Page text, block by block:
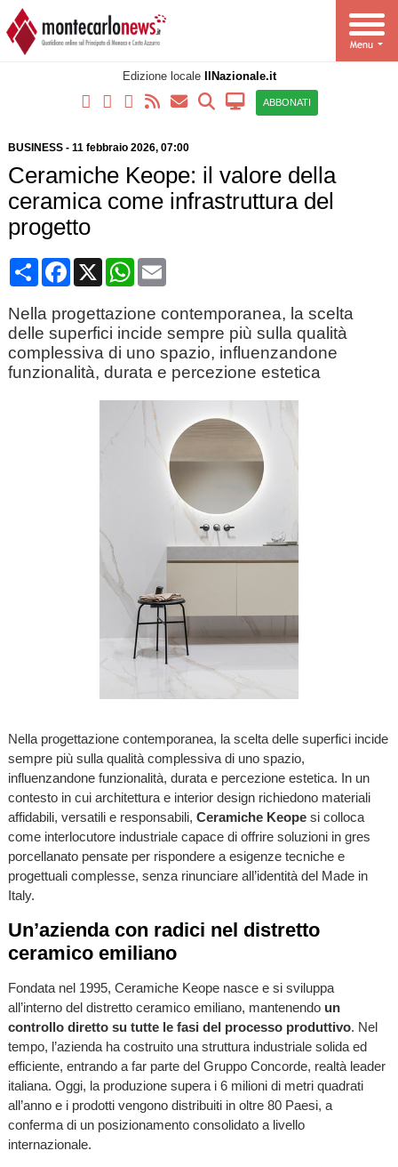
Edizione locale IlNazionale.it
ABBONATI
BUSINESS- 11 febbraio 2026, 07:00
Ceramiche Keope: il valore della
ceramica come infrastruttura del
progetto
CondividiFacebook
X WhatsApp
Email
Nella progettazione contemporanea, la scelta
delle superfici incide sempre più sulla qualità
complessiva di uno spazio, influenzandone
funzionalità, durata e percezione estetica
Nella progettazione contemporanea, la scelta delle superfici incide
sempre più sulla qualità complessiva di uno spazio,
influenzandone funzionalità, durata e percezione estetica. In un
contesto in cui architettura e interior design richiedono materiali
affidabili, versatili e responsabili, Ceramiche Keopesi colloca
come interlocutore industriale capace di offrire soluzioni in gres
porcellanato pensate per rispondere a esigenze tecniche e
progettuali complesse, senza rinunciare all’identità del Made in
Italy.
Un’azienda con radici nel distretto
ceramico emiliano
Fondata nel 1995, Ceramiche Keope nasce e si sviluppa
all’interno del distretto ceramico emiliano, mantenendo un
controllo diretto su tutte le fasi del processo produttivo. Nel
tempo, l’azienda ha costruito una struttura industriale solida ed
efficiente, entrando a far parte del Gruppo Concorde, realtà leader
italiana. Oggi, la produzione supera i 6 milioni di metri quadrati
all’anno e i prodotti vengono distribuiti in oltre 80 Paesi, a
conferma di un posizionamento consolidato a livello
internazionale.